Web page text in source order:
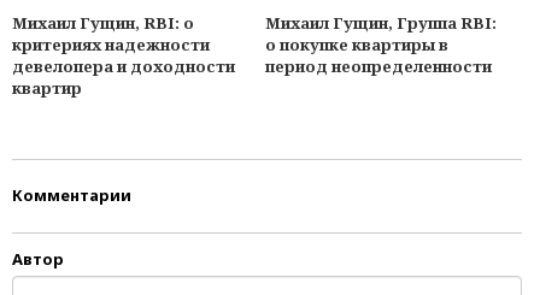
Михаил Гущин, RBI: о
критериях надежности
девелопера и доходности
квартир
Михаил Гущин, Группа RBI:
о покупке квартиры в
период неопределенности
Комментарии
Автор